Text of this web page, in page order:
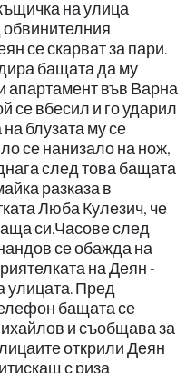
на улица
се скарват за пари.
бащата да му
апартамент във Варна
се вбесил и го ударил
блузата му се
се нанизало на нож,
след това бащата
разказа в
Люба Кулезич, че
си.Часове след
се обажда на
на Деян -
улицата. Пред
бащата се
и съобщава за
открили Деян
с риза